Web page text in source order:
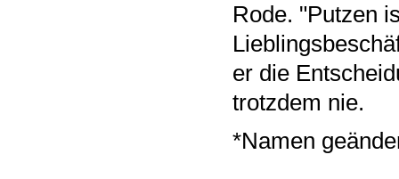
Rode. "Putzen
er die
trotzdem nie.
*Namen